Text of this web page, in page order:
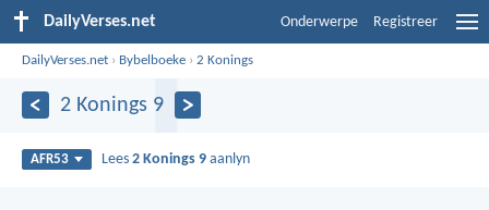
DailyVerses.net Onderwerpe Registreer
DailyVerses.net › Bybelboeke ›2 Konings
2 Konings 9
AFR53 Lees2 Konings 9 aanlyn